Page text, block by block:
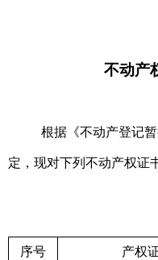
不动产
根据《不动产登记
定，现对下列不动产权证
序号 产权